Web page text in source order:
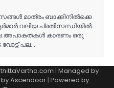
മാത്രം ബാക്കിനിൽക്കെ
വലിയ പ്രതിസന്ധിയിൽ.
അപാകതകൾ കാരണം ഒരു
പല…
| Managed by
Ascendoor| Powered by